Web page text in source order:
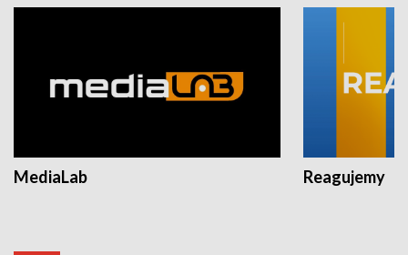
MediaLab Reagujemy